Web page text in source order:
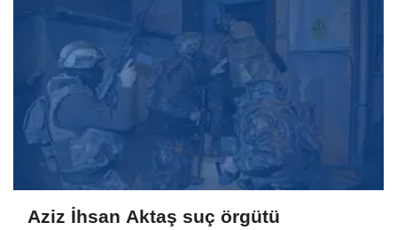
Aziz İhsan Aktaş suç örgütü